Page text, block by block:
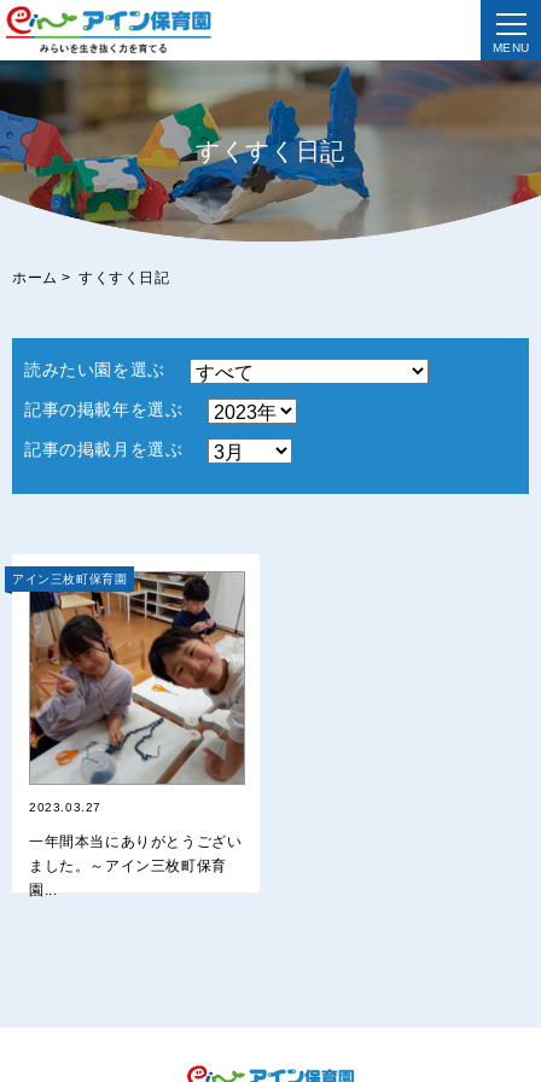
MENU
すくすく日記
ホーム > すくすく日記
読みたい園を選ぶ
記事の掲載年を選ぶ
記事の掲載月を選ぶ
アイン三枚町保育園
2023.03.27
一年間本当にありがとうござい
ました。～アイン三枚町保育
園...